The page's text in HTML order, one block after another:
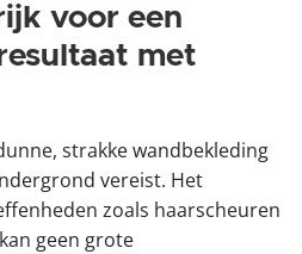
voor een
met
strakke wandbekleding
vereist. Het
zoals haarscheuren
geen grote